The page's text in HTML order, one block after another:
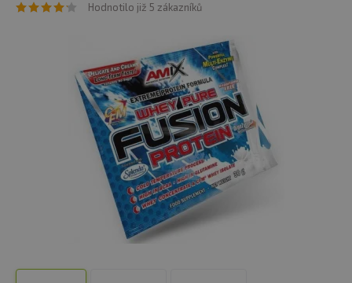
Hodnotilo již 5 zákazníků